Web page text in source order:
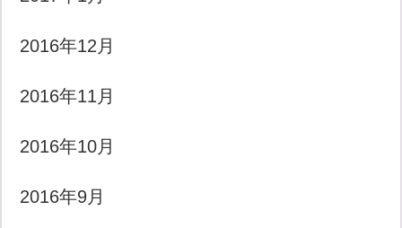
2016年12月
2016年11月
2016年10月
2016年9月